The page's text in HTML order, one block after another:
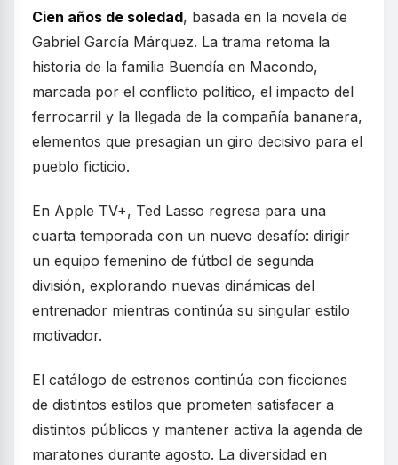
Cien años de soledad, basada en la novela de
Gabriel García Márquez. La trama retoma la
historia de la familia Buendía en Macondo,
marcada por el conflicto político, el impacto del
ferrocarril y la llegada de la compañía bananera,
elementos que presagian un giro decisivo para el
pueblo ficticio.
En Apple TV+, Ted Lasso regresa para una
cuarta temporada con un nuevo desafío: dirigir
un equipo femenino de fútbol de segunda
división, explorando nuevas dinámicas del
entrenador mientras continúa su singular estilo
motivador.
El catálogo de estrenos continúa con ficciones
de distintos estilos que prometen satisfacer a
distintos públicos y mantener activa la agenda de
maratones durante agosto. La diversidad en